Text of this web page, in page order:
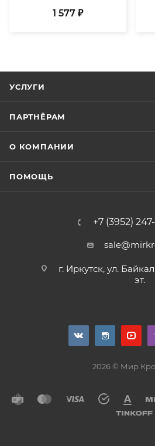
1 577 ₽
УСЛУГИ
ПАРТНЁРАМ
О КОМПАНИИ
ПОМОЩЬ
+7 (3952)
г. Иркутск, ул.
эт.
2026 © Мир